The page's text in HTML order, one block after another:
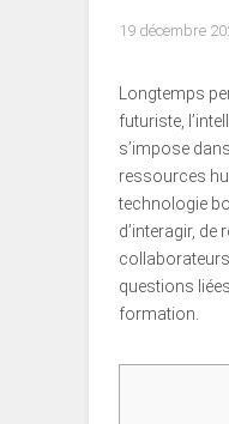
19 décembre
Longtemps
futuriste,
s’impose
ressources
technologie
d’interagir, de
questions
formation.